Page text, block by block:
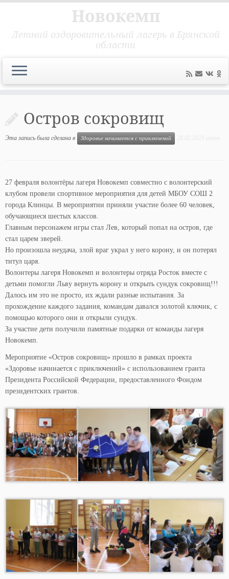
содержимому
Новокемп
Летний оздоровительный лагерь в Брянской
области
Остров сокровищ
Эта запись была сделана в Здоровье начинается с приключений
27 февраля волонтёры лагеря Новокемп совместно с волонтерский
клубом провели спортивное мероприятия для детей МБОУ СОШ 2
города Клинцы. В мероприятии приняли участие более 60 человек,
обучающиеся шестых классов.
Главным персонажем игры стал Лев, который попал на остров, где
стал царем зверей.
Но произошла неудача, злой враг украл у него корону, и он потерял
титул царя.
Волонтеры лагеря Новокемп и волонтеры отряда Росток вместе с
детьми помогли Льву вернуть корону и открыть сундук сокровищ!!!
Далось им это не просто, их ждали разные испытания. За
прохождение каждого задания, командам давался золотой ключик, с
помощью которого они и открыли сундук.
За участие дети получили памятные подарки от команды лагеря
Новокемп.
Мероприятие «Остров сокровищ» прошло в рамках проекта
«Здоровье начинается с приключений» с использованием гранта
Президента Российской Федерации, предоставленного Фондом
президентских грантов.